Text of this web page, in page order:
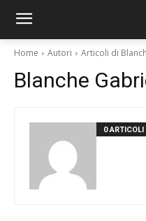
Home Autori Articoli di
Blanche
0 ARTICOLI